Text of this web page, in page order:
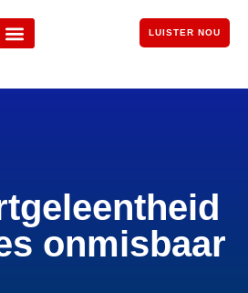
LUISTER NOU
onmisbaar